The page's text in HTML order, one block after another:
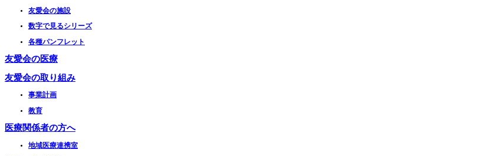
友愛会の施設
数字で見るシリーズ
各種パンフレット
友愛会の医療
友愛会の取り組み
事業計画
教育
医療関係者の方へ
地域医療連携室